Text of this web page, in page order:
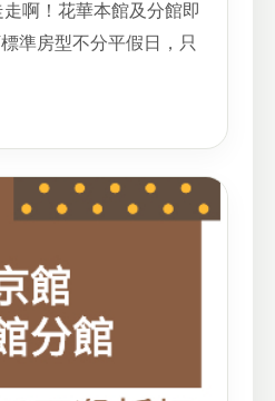
啊！花華本館及分館即
準房型不分平假日，只